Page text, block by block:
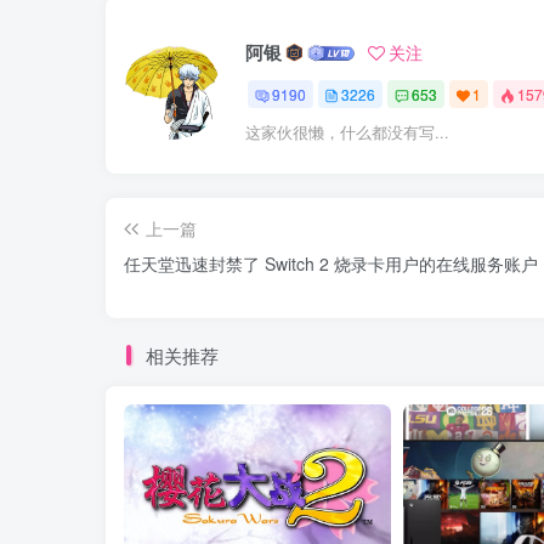
阿银 关注
9190 3226 653 1
这家伙很懒，什么都没有写...
上一篇
任天堂迅速封禁了 Switch 2 烧录卡用户的在线服务账户
相关推荐